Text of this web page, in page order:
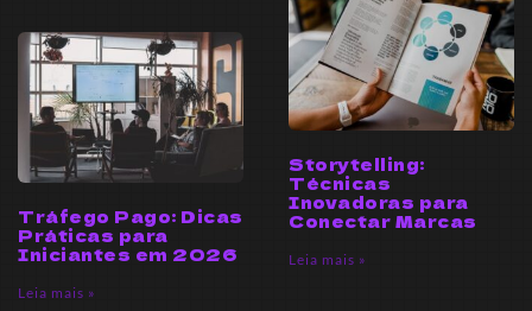
Tráfego Pago: Dicas
Práticas para
Iniciantes em 2026
Leia mais »
Storytelling:
Técnicas
Inovadoras para
Conectar Marcas
Leia mais »